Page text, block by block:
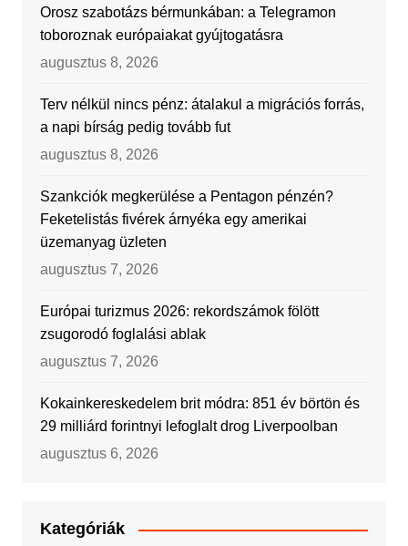
Orosz szabotázs bérmunkában: a Telegramon
toboroznak európaiakat gyújtogatásra
augusztus 8, 2026
Terv nélkül nincs pénz: átalakul a migrációs forrás,
a napi bírság pedig tovább fut
augusztus 8, 2026
Szankciók megkerülése a Pentagon pénzén?
Feketelistás fivérek árnyéka egy amerikai
üzemanyag üzleten
augusztus 7, 2026
Európai turizmus 2026: rekordszámok fölött
zsugorodó foglalási ablak
augusztus 7, 2026
Kokainkereskedelem brit módra: 851 év börtön és
29 milliárd forintnyi lefoglalt drog Liverpoolban
augusztus 6, 2026
Kategóriák